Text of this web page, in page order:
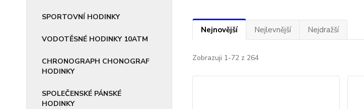
SPORTOVNÍ HODINKY
VODOTĚSNÉ HODINKY 10ATM
CHRONOGRAPH CHONOGRAF
HODINKY
SPOLEČENSKÉ PÁNSKÉ
HODINKY
Nejnovější Nejlevnější Nejdražší
Zobrazuji 1-72 z 264